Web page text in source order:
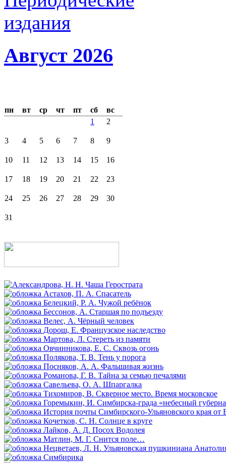
Август 2026
пн вт ср чт пт сб
вс
1
2
3 4 5 6 7 8 9
10 11 12 13 14 15 16
17 18 19 20 21 22 23
24 25 26 27 28 29 30
31